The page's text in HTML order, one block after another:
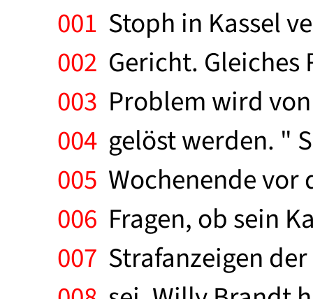
001 Stoph in Kassel
002 Gericht. Gleiches
003 Problem wird
004 gelöst werden. "
005 Wochenende vor
006 Fragen, ob sein
007 Strafanzeigen